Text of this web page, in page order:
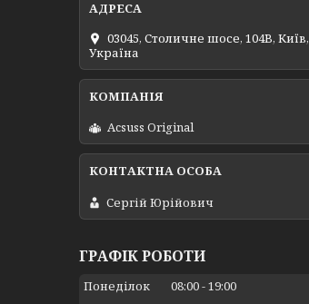
03045, Столичне шосе, 104B, Київ,
Україна
Acsuss Original
Сергій Юрійович
ГРАФІК РОБОТИ
Понеділок 08:00 19:00